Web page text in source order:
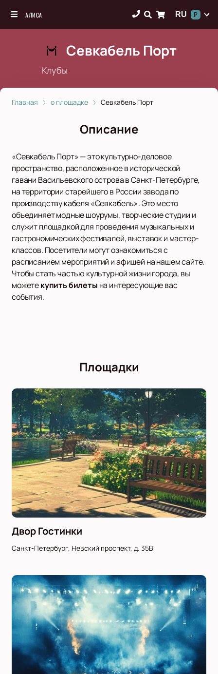
АЛИСА RU ₽
Севкабель Порт
Клубы
Главная о площадке Севкабель Порт
Описание
«Севкабель Порт» — это культурно-деловое
пространство, расположенное в исторической
гавани Васильевского острова в Санкт-Петербурге,
на территории старейшего в России завода по
производству кабеля «Севкабель». Это место
объединяет модные шоурумы, творческие студии и
служит площадкой для проведения музыкальных и
гастрономических фестивалей, выставок и мастер-
классов. Посетители могут ознакомиться с
расписанием мероприятий и афишей на нашем сайте.
Чтобы стать частью культурной жизни города, вы
можетекупить билеты на интересующие вас
события.
Площадки
Двор Гостинки
Санкт-Петербург, Невский проспект, д. 35В